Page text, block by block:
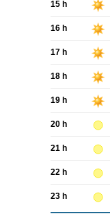
15 h
16 h
17 h
18 h
19 h
20 h
21 h
22 h
23 h